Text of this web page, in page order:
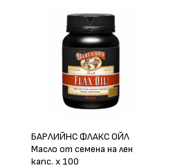
БАРЛИЙНС ФЛАКС ОЙЛ
Масло от семена на лен
капс. х 100